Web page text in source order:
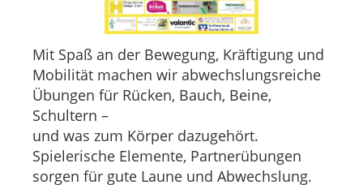
Mit Spaß an der Bewegung, Kräftigung und
Mobilität machen wir abwechslungsreiche
Übungen für Rücken, Bauch, Beine,
Schultern –
und was zum Körper dazugehört.
Spielerische Elemente, Partnerübungen
sorgen für gute Laune und Abwechslung.